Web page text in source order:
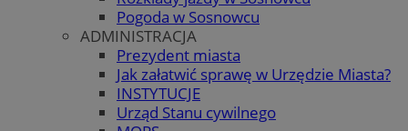
Pogoda w Sosnowcu
ADMINISTRACJA
Prezydent miasta
Jak załatwić sprawę w Urzędzie Miasta?
INSTYTUCJE
Urząd Stanu cywilnego